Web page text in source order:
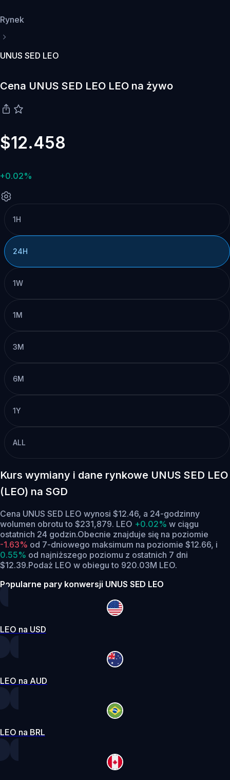
Rynek
UNUS SED LEO
Cena UNUS SED LEO LEO na żywo
$12.458
+0.02%
1H
24H
1W
1M
3M
6M
1Y
ALL
Kurs wymiany i dane rynkowe UNUS SED LEO
(LEO) na SGD
Cena UNUS SED LEO wynosi $12.46, a 24-godzinny
wolumen obrotu to $231,879. LEO +0.02% w ciągu
ostatnich 24 godzin.Obecnie znajduje się na poziomie
-1.63% od 7-dniowego maksimum na poziomie $12.66, i
0.55% od najniższego poziomu z ostatnich 7 dni
$12.39.Podaż LEO w obiegu to 920.03M LEO.
Popularne pary konwersji UNUS SED LEO
LEO na USD
LEO na AUD
LEO na BRL